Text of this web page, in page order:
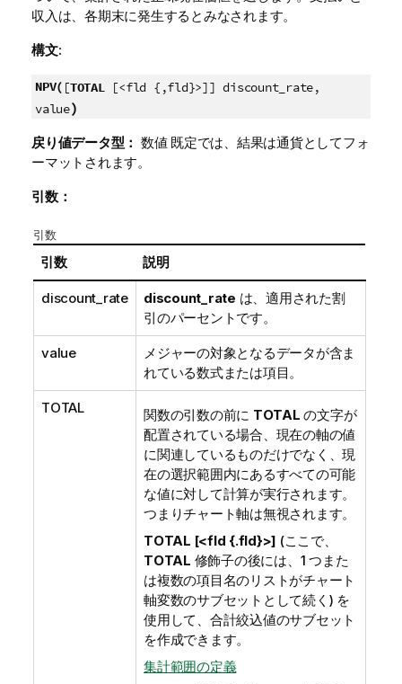
収入は、各期末に発生するとみなされます。
構文:
NPV( [TOTAL[<fld {,fld}>]] discount_rate,
value)
戻り値データ型： 数値 既定では、結果は通貨としてフォ
ーマットされます。
引数：
引数
引数 説明
discount_rate discount_rate は、適用された割
引のパーセントです。
value
メジャーの対象となるデータが含ま
れている数式または項目。
TOTAL 関数の引数の前に TOTAL の文字が
配置されている場合、現在の軸の値
に関連しているものだけでなく、現
在の選択範囲内にあるすべての可能
な値に対して計算が実行されます。
つまりチャート軸は無視されます。
TOTAL [<fld {.fld}>] (ここで、
TOTAL 修飾子の後には、1 つまた
は複数の項目名のリストがチャート
軸変数のサブセットとして続く) を
使用して、合計絞込値のサブセット
を作成できます。
集計範囲の定義